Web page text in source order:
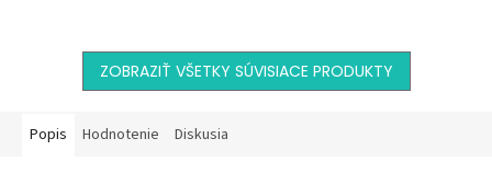
ZOBRAZIŤ VŠETKY SÚVISIACE PRODUKTY
Popis Hodnotenie Diskusia